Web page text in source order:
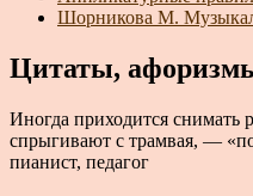
Шорникова М.
Цитаты,
Иногда приходится снимать
спрыгивают с трамвая, —
пианист, педагог